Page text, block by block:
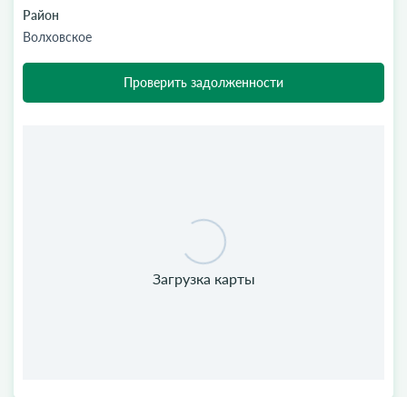
Район
Волховское
Проверить задолженности